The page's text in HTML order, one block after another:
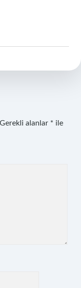
Gerekli alanlar * ile